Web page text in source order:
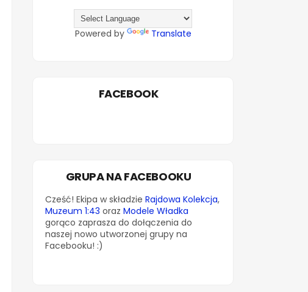
Powered by Translate
FACEBOOK
GRUPA NA FACEBOOKU
Cześć! Ekipa w składzie Rajdowa Kolekcja,
Muzeum 1:43 oraz Modele Władka
gorąco zaprasza do dołączenia do
naszej nowo utworzonej grupy na
Facebooku! :)